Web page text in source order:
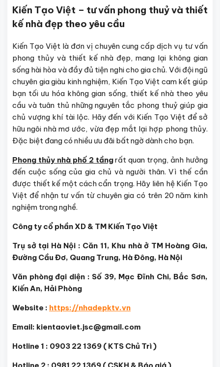
Kiến Tạo Việt – tư vấn phong thuỷ và thiết
kế nhà đẹp theo yêu cầu
Kiến Tạo Việt là đơn vị chuyên cung cấp dịch vụ tư vấn
phong thủy và thiết kế nhà đẹp, mang lại không gian
sống hài hòa và đầy đủ tiện nghi cho gia chủ. Với đội ngũ
chuyên gia giàu kinh nghiệm, Kiến Tạo Việt cam kết giúp
bạn tối ưu hóa không gian sống, thiết kế nhà theo yêu
cầu và tuân thủ những nguyên tắc phong thuỷ giúp gia
chủ vượng khí tài lộc. Hãy đến với Kiến Tạo Việt để sở
hữu ngôi nhà mơ ước, vừa đẹp mắt lại hợp phong thủy.
Đặc biệt đang có nhiều ưu đãi bất ngờ dành cho bạn.
Phong thủy nhà phố 2 tầngrất quan trọng, ảnh hưởng
đến cuộc sống của gia chủ và người thân. Vì thế cần
được thiết kế một cách cẩn trọng. Hãy liên hệ Kiến Tạo
Việt để nhận tư vấn từ chuyên gia có trên 20 năm kinh
nghiệm trong nghề.
Công ty cổ phần XD & TM Kiến Tạo Việt
Trụ sở tại Hà Nội : Căn 11, Khu nhà ở TM Hoàng Gia,
Đường Cầu Đơ, Quang Trung, Hà Đông, Hà Nội
Văn phòng đại diện : Số 39, Mạc Đĩnh Chi, Bắc Sơn,
Kiến An, Hải Phòng
Website : https://nhadepktv.vn
Email: kientaoviet.jsc@gmail.com
Hotline 1 : 0903 22 1369 ( KTS Chủ Trì )